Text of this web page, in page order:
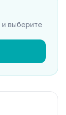
выберите